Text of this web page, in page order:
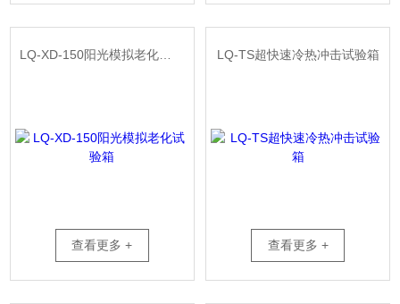
LQ-XD-150阳光模拟老化试验箱
查看更多 +
LQ-TS超快速冷热冲击试验箱
查看更多 +